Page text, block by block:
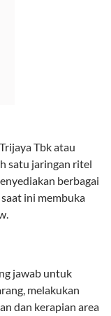
Tbk atau
satu jaringan ritel
berbagai
ini membuka
jawab untuk
melakukan
dan kerapian area